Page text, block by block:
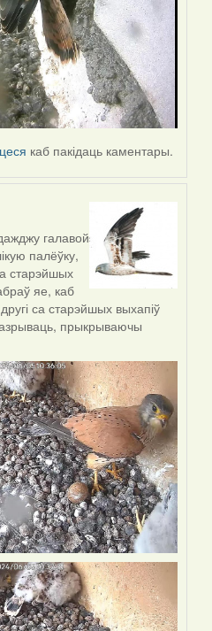
каб пакідаць каментары.
галавой
палёўку,
старэйшых
яе, каб
са старэйшых выхапіў
прыкрываючы